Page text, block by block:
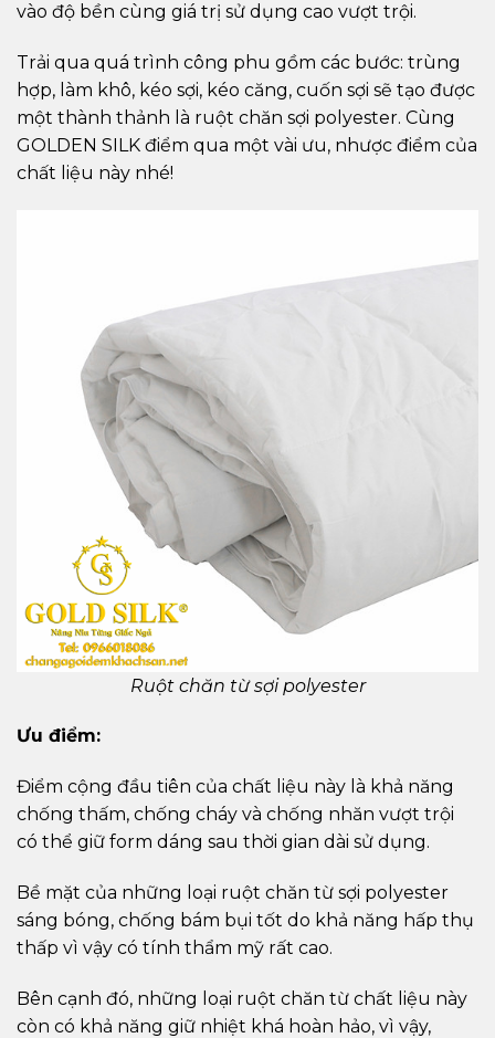
vào độ bền cùng giá trị sử dụng cao vượt trội.
Trải qua quá trình công phu gồm các bước: trùng
hợp, làm khô, kéo sợi, kéo căng, cuốn sợi sẽ tạo được
một thành thảnh là ruột chăn sợi polyester. Cùng
GOLDEN SILK điểm qua một vài ưu, nhược điểm của
chất liệu này nhé!
Ruột chăn từ sợi polyester
Ưu điểm:
Điểm cộng đầu tiên của chất liệu này là khả năng
chống thấm, chống cháy và chống nhăn vượt trội
có thể giữ form dáng sau thời gian dài sử dụng.
Bề mặt của những loại ruột chăn từ sợi polyester
sáng bóng, chống bám bụi tốt do khả năng hấp thụ
thấp vì vậy có tính thẩm mỹ rất cao.
Bên cạnh đó, những loại ruột chăn từ chất liệu này
còn có khả năng giữ nhiệt khá hoàn hảo, vì vậy,